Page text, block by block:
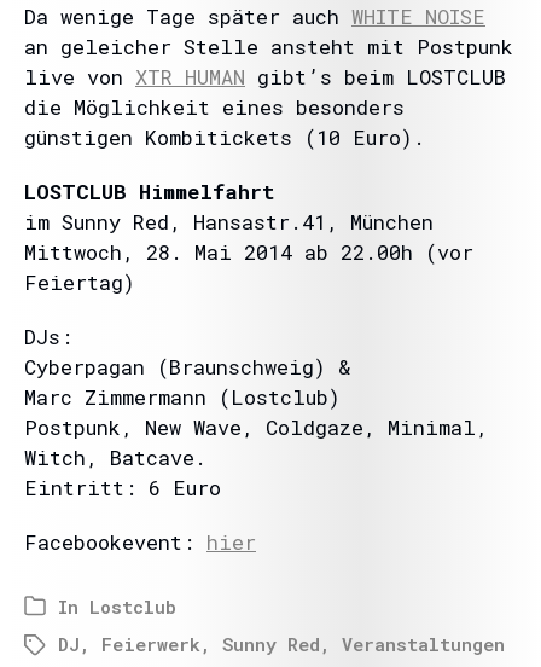
Da wenige Tage später auch WHITE NOISE
an geleicher Stelle ansteht mit Postpunk
live von XTR HUMAN gibt’s beim LOSTCLUB
die Möglichkeit eines besonders
günstigen Kombitickets (10 Euro).
LOSTCLUB Himmelfahrt
im Sunny Red, Hansastr.41, München
Mittwoch, 28. Mai 2014 ab 22.00h (vor
Feiertag)
DJs:
Cyberpagan (Braunschweig) &
Marc Zimmermann (Lostclub)
Postpunk, New Wave, Coldgaze, Minimal,
Witch, Batcave.
Eintritt: 6 Euro
Facebookevent: hier
In Lostclub
DJ , Feierwerk , Sunny Red , Veranstaltungen